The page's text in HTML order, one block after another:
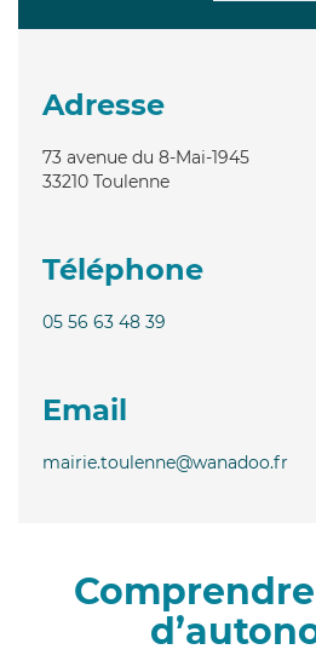
Adresse
73 avenue du 8-Mai-1945
33210 Toulenne
Téléphone
05 56 63 48 39
Email
mairie.toulenne@wanadoo.fr